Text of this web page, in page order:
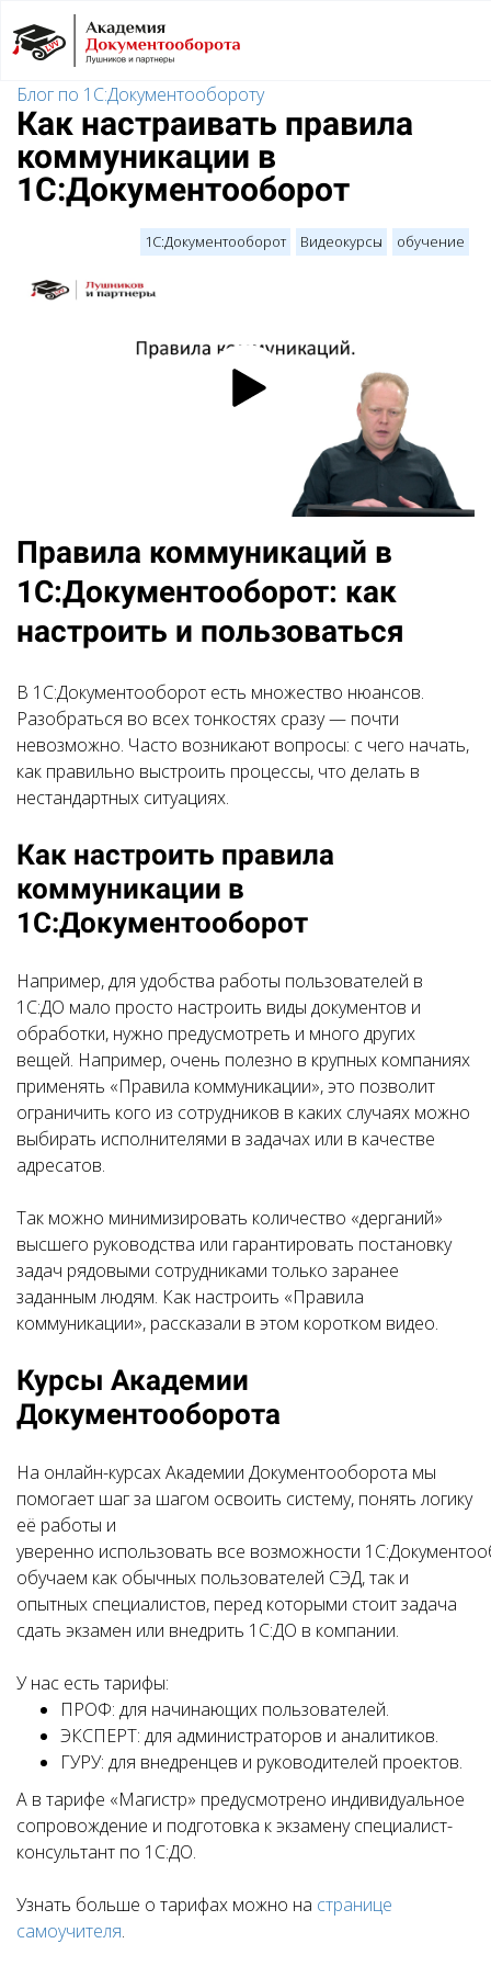
Блог по 1С:Документообороту
Как настраивать правила
коммуникации в
1С:Документооборот
1С:Документооборот Видеокурсы обучение
Правила коммуникаций в
1С:Документооборот: как
настроить и пользоваться
В 1С:Документооборот есть множество нюансов.
Разобраться во всех тонкостях сразу — почти
невозможно. Часто возникают вопросы: с чего начать,
как правильно выстроить процессы, что делать в
нестандартных ситуациях.
Как настроить правила
коммуникации в
1С:Документооборот
Например, для удобства работы пользователей в
1С:ДО мало просто настроить виды документов и
обработки, нужно предусмотреть и много других
вещей. Например, очень полезно в крупных компаниях
применять «Правила коммуникации», это позволит
ограничить кого из сотрудников в каких случаях можно
выбирать исполнителями в задачах или в качестве
адресатов.
Так можно минимизировать количество «дерганий»
высшего руководства или гарантировать постановку
задач рядовыми сотрудниками только заранее
заданным людям. Как настроить «Правила
коммуникации», рассказали в этом коротком видео.
Курсы Академии
Документооборота
На онлайн-курсах Академии Документооборота мы
помогает шаг за шагом освоить систему, понять логику
её работы и
уверенно использовать все возможности
обучаем как обычных пользователей СЭД, так и
опытных специалистов, перед которыми стоит задача
сдать экзамен или внедрить 1С:ДО в компании.
У нас есть тарифы:
ПРОФ: для начинающих пользователей.
ЭКСПЕРТ: для администраторов и аналитиков.
ГУРУ: для внедренцев и руководителей проектов.
А в тарифе «Магистр» предусмотрено индивидуальное
сопровождение и подготовка к экзамену специалист-
консультант по 1С:ДО.
Узнать больше о тарифах можно на странице
самоучителя.